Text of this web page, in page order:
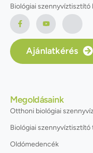
Biológiai
Ajánlatkérés
Megoldásaink
Otthoni biológiai
Biológiai szennyvíztisztító
Oldómedencék